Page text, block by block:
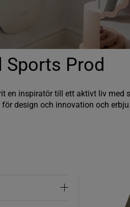
Sports Prod
en inspiratör till ett aktivt liv med
design och innovation och